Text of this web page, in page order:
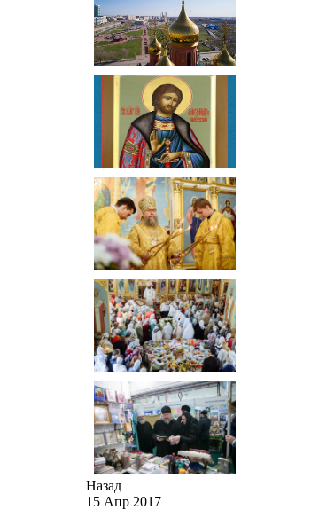
Назад
15 Апр 2017